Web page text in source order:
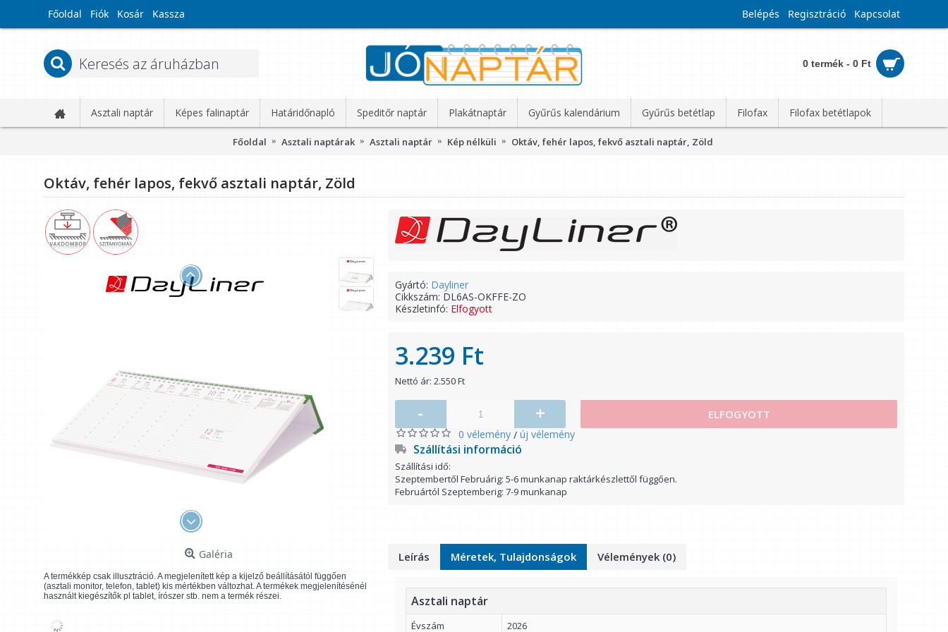
Főoldal Fiók Kosár Kassza Belépés Regisztráció Kapcsolat
0 termék - 0 Ft
Asztali naptár Képes falinaptár Határidőnapló Speditőr naptár Plakátnaptár Gyűrűs kalendárium Gyűrűs betétlap Filofax Filofax betétlapok
Főoldal Asztali naptárak Asztali naptár Kép nélküli Oktáv, fehér lapos, fekvő asztali naptár, Zöld
Oktáv, fehér lapos, fekvő asztali naptár, Zöld
Galéria
A termékkép csak illusztráció. A megjelenített kép a kijelző beállításától függően
(asztali monitor, telefon, tablet) kis mértékben változhat. A termékek megjelenítésénél
használt kiegészítők pl tablet, írószer stb. nem a termék részei.
Gyártó: Dayliner
Cikkszám: DL6AS-OKFFE-ZO
Készletinfó: Elfogyott
3.239 Ft
Nettó ár: 2.550 Ft
- + ELFOGYOTT
0 vélemény / új vélemény
Szállítási információ
Szállítási idő:
Szeptembertől Februárig: 5-6 munkanap raktárkészlettől függően.
Februártól Szeptemberig: 7-9 munkanap
Leírás Méretek, Tulajdonságok Vélemények (0)
Asztali naptár
Évszám
2026